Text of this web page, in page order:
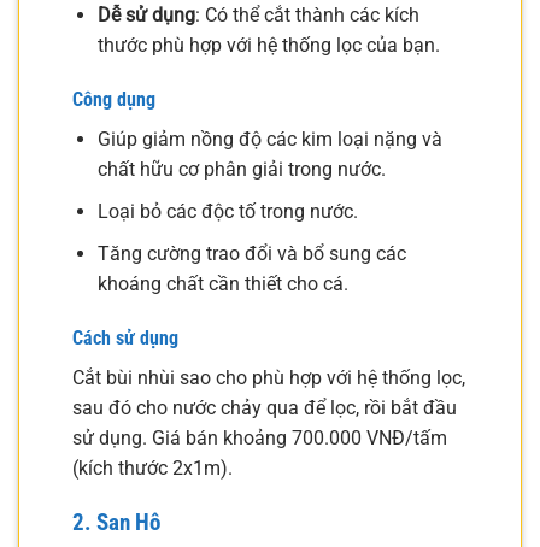
Dễ sử dụng: Có thể cắt thành các kích
thước phù hợp với hệ thống lọc của bạn.
Công dụng
Giúp giảm nồng độ các kim loại nặng và
chất hữu cơ phân giải trong nước.
Loại bỏ các độc tố trong nước.
Tăng cường trao đổi và bổ sung các
khoáng chất cần thiết cho cá.
Cách sử dụng
Cắt bùi nhùi sao cho phù hợp với hệ thống lọc,
sau đó cho nước chảy qua để lọc, rồi bắt đầu
sử dụng. Giá bán khoảng 700.000 VNĐ/tấm
(kích thước 2x1m).
2. San Hô